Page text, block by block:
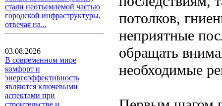
стали неотъемлемой частью
городской инфраструктуры,
отвечая на...
03.08.2026
В современном мире
комфорт и
энергоэффективность
являются ключевыми
аспектами при
строительстве и
потолков,
неприятные
обращать
необходимые